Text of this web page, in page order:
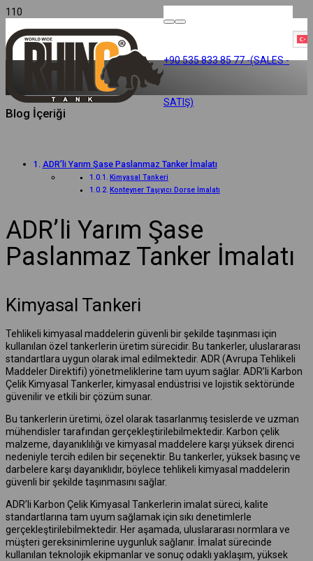
+90 535 833 85 77 -(SALES -
SATIŞ)
Blog İçeriği
ADR’li Yarım Şase Paslanmaz Tanker İmalatı
Kimyasal Tankeri
Konteyner Taşıyıcı Dorse İmalatı
ADR’li Yarım Şase
Paslanmaz Tanker İmalatı
Kimyasal Tankeri
Tehlikeli kimyasal maddelerin güvenli bir şekilde taşınması için
kullanılan özel tankerlerin üretim sürecidir. Bu tankerler, uluslararası
standartlara uygun olarak imal edilmektedir. ADR (Avrupa Tehlikeli
Maddeler Direktifi) yönetmeliklerine tam uyum sağlar. ADR’li Karbon
Çelik Kimyasal Tankerler, kimyasal endüstrisi ve lojistik sektöründe
güvenilir ve etkili bir çözüm sunar.
Bu tankerlerin üretimi, özel olarak tasarlanmış tesislerde ve uzman
mühendisler tarafından gerçekleştirilebilmektedir. Karbon çelik
malzeme, dayanıklılığı ve kimyasal maddelere karşı yüksek direnci
nedeniyle tercih edilen bir seçenektir. Bu tankerler, yüksek basınç ve
darbelere karşı dayanıklıdır, böylece tehlikeli kimyasal maddelerin
güvenli bir şekilde taşınmasını sağlar.
ADR’li Karbon Çelik Kimyasal Tankerlerin imalat süreci, kalite
standartlarına tam uyum sağlamak için sıkı denetimlerle
gerçekleştirilebilmektedir. Her aşamada, uluslararası normlara ve
müşteri gereksinimlerine uygunluk sağlanır. İmalat sürecinde
kullanılan teknolojik ekipmanlar ve sonuç odaklı yaklaşım, yüksek